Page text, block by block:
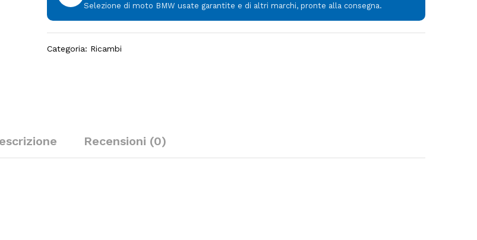
Selezione di moto BMW usate garantite e di altri marchi, pronte alla consegna.
Categoria: Ricambi
Recensioni (0)